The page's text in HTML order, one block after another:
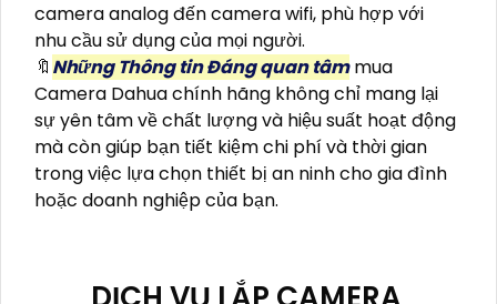
camera analog đến camera wifi, phù hợp với
nhu cầu sử dụng của mọi người.
🔖 Những Thông tin Đáng quan tâmmua
Camera Dahua chính hãng không chỉ mang lại
sự yên tâm về chất lượng và hiệu suất hoạt động
mà còn giúp bạn tiết kiệm chi phí và thời gian
trong việc lựa chọn thiết bị an ninh cho gia đình
hoặc doanh nghiệp của bạn.